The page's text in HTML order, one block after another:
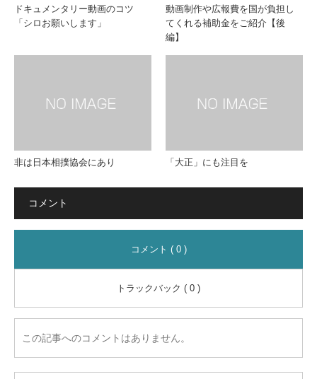
ドキュメンタリー動画のコツ
「シロお願いします」
動画制作や広報費を国が負担し
てくれる補助金をご紹介【後
編】
非は日本相撲協会にあり 「大正」にも注目を
コメント
コメント ( 0 )
トラックバック ( 0 )
この記事へのコメントはありません。